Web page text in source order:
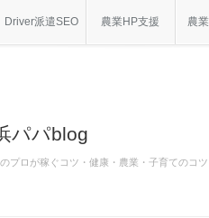
Driver派遣SEO 農業HP支援 農
パパblog
プロが稼ぐコツ・健康・農業・子育ての